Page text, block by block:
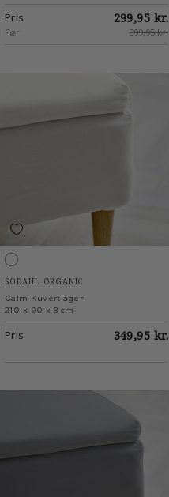
Pris 299,95 kr.
Før 399,95 kr.
White
SÖDAHL ORGANIC
Calm Kuvertlagen
210 x 90 x 8 cm
Pris 349,95 kr.